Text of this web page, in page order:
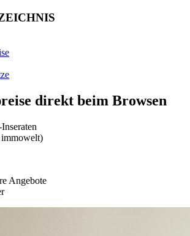
direkt beim Browsen
Angebote